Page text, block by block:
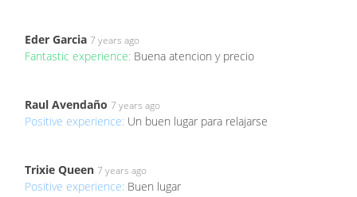
Eder Garcia 7 years ago
Fantastic experience: Buena atencion y precio
Raul Avendaño 7 years ago
Positive experience: Un buen lugar para relajarse
Trixie Queen 7 years ago
Positive experience: Buen lugar